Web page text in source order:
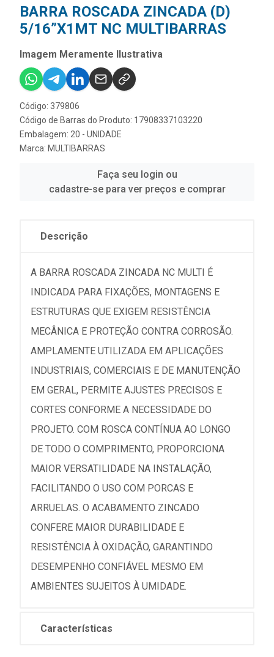
BARRA ROSCADA ZINCADA (D)
5/16”X1MT NC MULTIBARRAS
Imagem Meramente Ilustrativa
Código: 379806
Código de Barras do Produto: 17908337103220
Embalagem: 20 - UNIDADE
Marca: MULTIBARRAS
Faça seu login ou
cadastre-se para ver preços e comprar
Descrição
A BARRA ROSCADA ZINCADA NC MULTI É
INDICADA PARA FIXAÇÕES, MONTAGENS E
ESTRUTURAS QUE EXIGEM RESISTÊNCIA
MECÂNICA E PROTEÇÃO CONTRA CORROSÃO.
AMPLAMENTE UTILIZADA EM APLICAÇÕES
INDUSTRIAIS, COMERCIAIS E DE MANUTENÇÃO
EM GERAL, PERMITE AJUSTES PRECISOS E
CORTES CONFORME A NECESSIDADE DO
PROJETO. COM ROSCA CONTÍNUA AO LONGO
DE TODO O COMPRIMENTO, PROPORCIONA
MAIOR VERSATILIDADE NA INSTALAÇÃO,
FACILITANDO O USO COM PORCAS E
ARRUELAS. O ACABAMENTO ZINCADO
CONFERE MAIOR DURABILIDADE E
RESISTÊNCIA À OXIDAÇÃO, GARANTINDO
DESEMPENHO CONFIÁVEL MESMO EM
AMBIENTES SUJEITOS À UMIDADE.
Características